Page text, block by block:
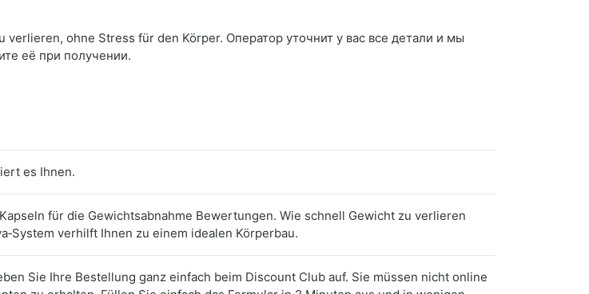
verlieren, ohne Stress für den Körper. Оператор уточнит у вас все детали и мы
её при получении.
es Ihnen.
für die Gewichtsabnahme Bewertungen. Wie schnell Gewicht zu verlieren
verhilft Ihnen zu einem idealen Körperbau.
Sie Ihre Bestellung ganz einfach beim Discount Club auf. Sie müssen nicht online